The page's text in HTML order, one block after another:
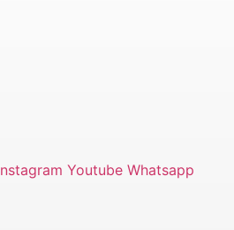
Youtube Whatsapp